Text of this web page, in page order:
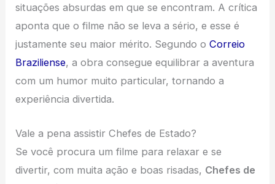
situações absurdas em que se encontram. A crítica
aponta que o filme não se leva a sério, e esse é
justamente seu maior mérito. Segundo oCorreio
Braziliense, a obra consegue equilibrar a aventura
com um humor muito particular, tornando a
experiência divertida.
Vale a pena assistir Chefes de Estado?
Se você procura um filme para relaxar e se
divertir, com muita ação e boas risadas, Chefes de